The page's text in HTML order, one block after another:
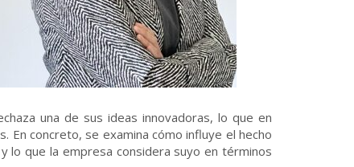
una de sus ideas innovadoras, lo que en
En concreto, se examina cómo influye el hecho
lo que la empresa considera suyo en términos